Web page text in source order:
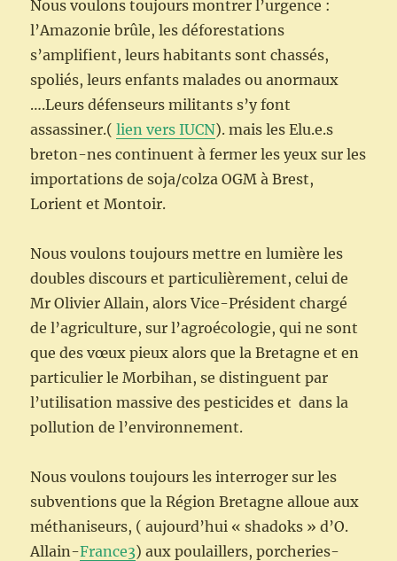
Nous voulons toujours montrer l’urgence :
l’Amazonie brûle, les déforestations
s’amplifient, leurs habitants sont chassés,
spoliés, leurs enfants malades ou anormaux
….Leurs défenseurs militants s’y font
assassiner.(lien vers IUCN). mais les Elu.e.s
breton-nes continuent à fermer les yeux sur les
importations de soja/colza OGM à Brest,
Lorient et Montoir.
Nous voulons toujours mettre en lumière les
doubles discours et particulièrement, celui de
Mr Olivier Allain, alors Vice-Président chargé
de l’agriculture, sur l’agroécologie, qui ne sont
que des vœux pieux alors que la Bretagne et en
particulier le Morbihan, se distinguent par
l’utilisation massive des pesticides et dans la
pollution de l’environnement.
Nous voulons toujours les interroger sur les
subventions que la Région Bretagne alloue aux
méthaniseurs, ( aujourd’hui « shadoks » d’O.
Allain-France3) aux poulaillers, porcheries-